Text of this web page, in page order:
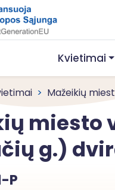
Kvietimai
Mažeikių
miesto
g.)
P